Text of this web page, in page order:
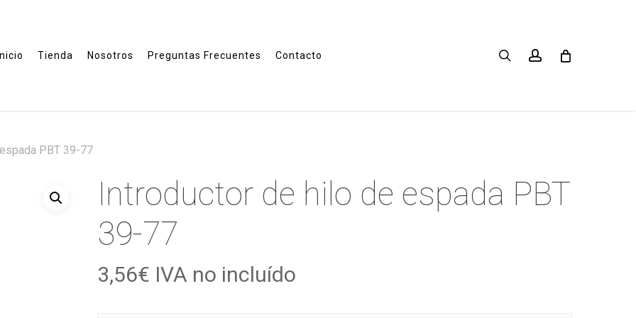
Inicio Tienda Nosotros Preguntas Frecuentes Contacto searchaccount
PBT 39-77
Introductor de hilo de espada PBT
39-77
3,56€ IVA no incluído